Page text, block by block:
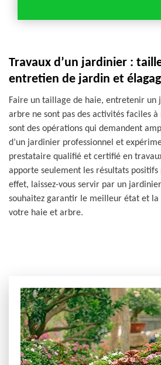
Travaux d’un jardinier :
entretien de jardin et
Faire un taillage de haie, entretenir un
arbre ne sont pas des activités faciles
sont des opérations qui demandent
d’un jardinier professionnel et
prestataire qualifié et certifié en
apporte seulement les résultats positifs
effet, laissez-vous servir par un
souhaitez garantir le meilleur état et
votre haie et arbre.